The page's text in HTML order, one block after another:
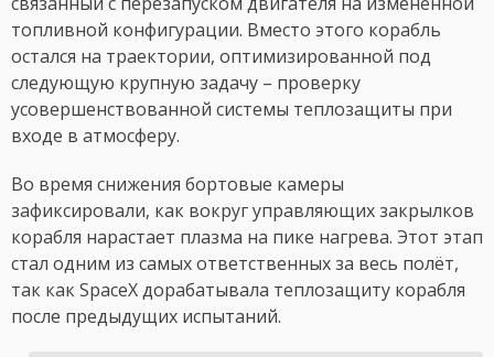
топливной конфигурации. Вместо этого корабль
остался на траектории, оптимизированной под
следующую крупную задачу – проверку
усовершенствованной системы теплозащиты при
входе в атмосферу.
Во время снижения бортовые камеры
зафиксировали, как вокруг управляющих закрылков
корабля нарастает плазма на пике нагрева. Этот этап
стал одним из самых ответственных за весь полёт,
так как SpaceX дорабатывала теплозащиту корабля
после предыдущих испытаний.